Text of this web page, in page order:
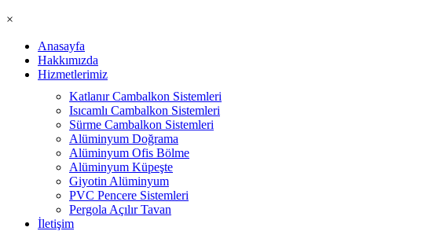
×
Anasayfa
Hakkımızda
Hizmetlerimiz
Katlanır Cambalkon Sistemleri
Isıcamlı Cambalkon Sistemleri
Sürme Cambalkon Sistemleri
Alüminyum Doğrama
Alüminyum Ofis Bölme
Alüminyum Küpeşte
Giyotin Alüminyum
PVC Pencere Sistemleri
Pergola Açılır Tavan
İletişim